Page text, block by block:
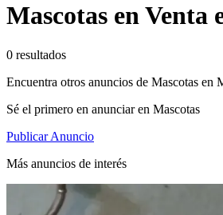
Mascotas en Venta
0 resultados
Encuentra otros anuncios de Mascotas en
Sé el primero en anunciar en Mascotas
Publicar Anuncio
Más anuncios de interés